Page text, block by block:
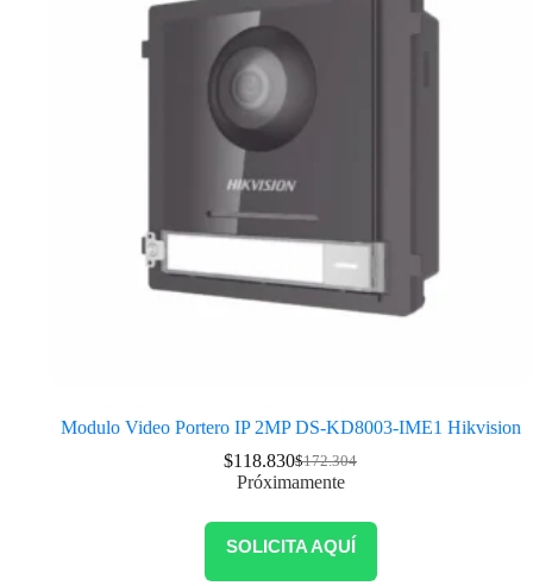
Modulo Video Portero IP 2MP DS-KD8003-IME1 Hikvision
$172.304
$118.830
Próximamente
SOLICITA AQUÍ